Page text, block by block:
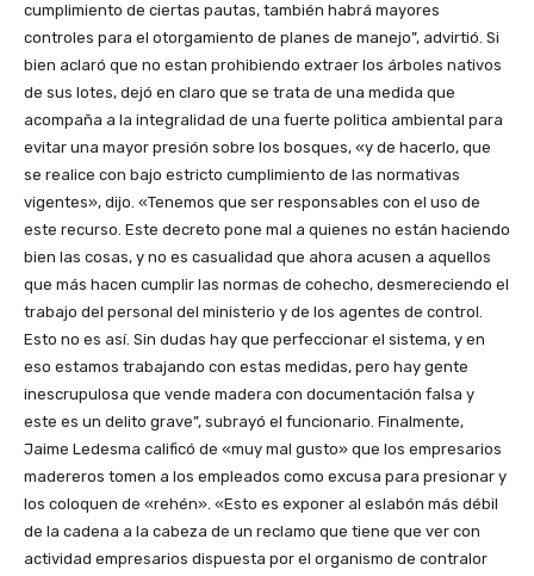
cumplimiento de ciertas pautas, también habrá mayores
controles para el otorgamiento de planes de manejo”, advirtió. Si
bien aclaró que no estan prohibiendo extraer los árboles nativos
de sus lotes, dejó en claro que se trata de una medida que
acompaña a la integralidad de una fuerte politica ambiental para
evitar una mayor presión sobre los bosques, «y de hacerlo, que
se realice con bajo estricto cumplimiento de las normativas
vigentes», dijo. «Tenemos que ser responsables con el uso de
este recurso. Este decreto pone mal a quienes no están haciendo
bien las cosas, y no es casualidad que ahora acusen a aquellos
que más hacen cumplir las normas de cohecho, desmereciendo el
trabajo del personal del ministerio y de los agentes de control.
Esto no es así. Sin dudas hay que perfeccionar el sistema, y en
eso estamos trabajando con estas medidas, pero hay gente
inescrupulosa que vende madera con documentación falsa y
este es un delito grave”, subrayó el funcionario. Finalmente,
Jaime Ledesma calificó de «muy mal gusto» que los empresarios
madereros tomen a los empleados como excusa para presionar y
los coloquen de «rehén». «Esto es exponer al eslabón más débil
de la cadena a la cabeza de un reclamo que tiene que ver con
actividad empresarios dispuesta por el organismo de contralor